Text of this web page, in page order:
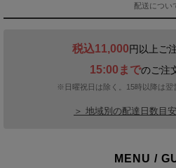
配送につい
税込11,000円以上ご
15:00までのご注
※日曜祝日は除く。15時以降は翌
＞ 地域別の配達日数目
MENU /